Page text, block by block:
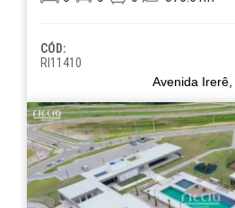
CÓD:
RI11410
Avenida Irerê,